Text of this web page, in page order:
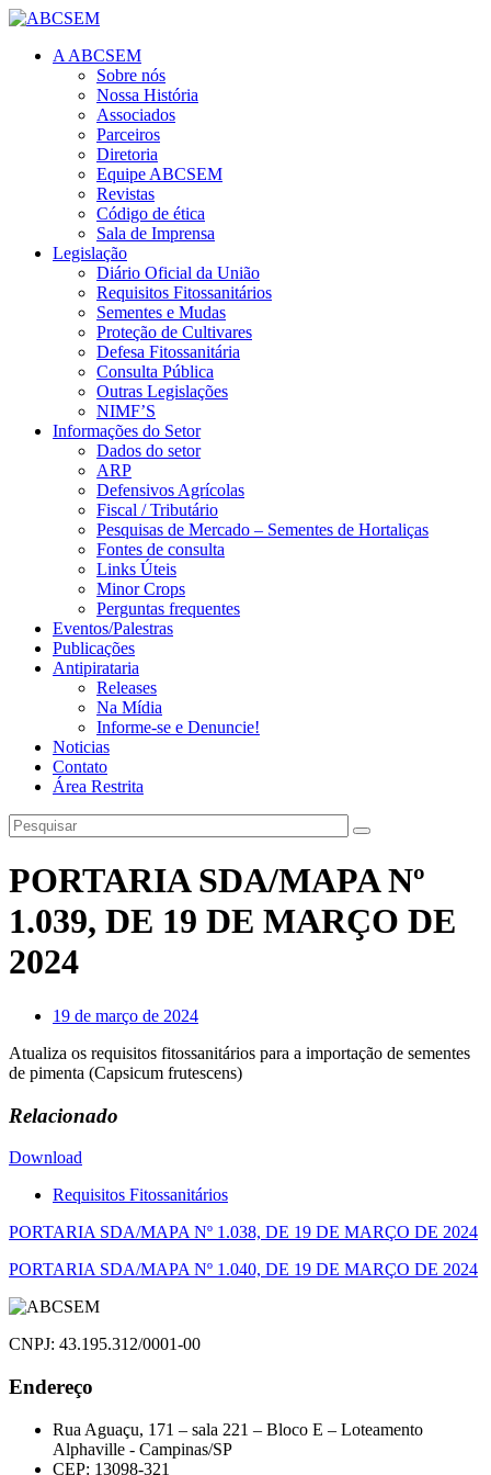
A ABCSEM
Sobre nós
Nossa História
Associados
Parceiros
Diretoria
Equipe ABCSEM
Revistas
Código de ética
Sala de Imprensa
Legislação
Diário Oficial da União
Requisitos Fitossanitários
Sementes e Mudas
Proteção de Cultivares
Defesa Fitossanitária
Consulta Pública
Outras Legislações
NIMF’S
Informações do Setor
Dados do setor
ARP
Defensivos Agrícolas
Fiscal / Tributário
Pesquisas de Mercado – Sementes de Hortaliças
Fontes de consulta
Links Úteis
Minor Crops
Perguntas frequentes
Eventos/Palestras
Publicações
Antipirataria
Releases
Na Mídia
Informe-se e Denuncie!
Noticias
Contato
Área Restrita
PORTARIA SDA/MAPA Nº
1.039, DE 19 DE MARÇO DE
2024
19 de março de 2024
Atualiza os requisitos fitossanitários para a importação de sementes
de pimenta (Capsicum frutescens)
Relacionado
Download
Requisitos Fitossanitários
Navegação
de
Post
PORTARIA SDA/MAPA Nº 1.038, DE 19 DE MARÇO DE 2024
PORTARIA SDA/MAPA Nº 1.040, DE 19 DE MARÇO DE 2024
CNPJ: 43.195.312/0001-00
Endereço
Rua Aguaçu, 171 – sala 221 – Bloco E – Loteamento
Alphaville - Campinas/SP
CEP: 13098-321